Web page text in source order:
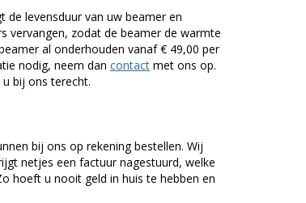
de levensduur van uw beamer en
vervangen, zodat de beamer de warmte
al onderhouden vanaf € 49,00 per
nodig, neem dan contact met ons op.
bij ons terecht.
bij ons op rekening bestellen. Wij
netjes een factuur nagestuurd, welke
hoeft u nooit geld in huis te hebben en